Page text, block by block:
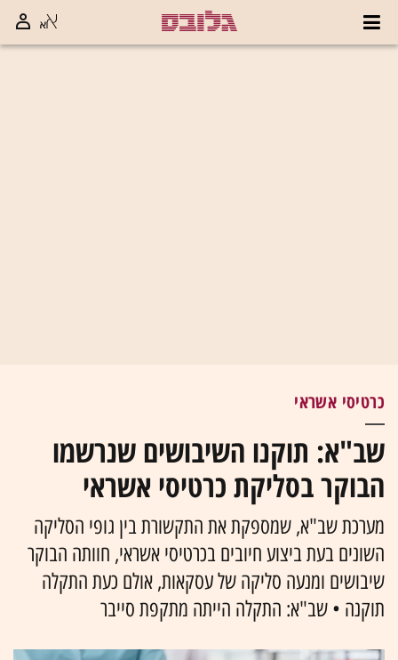
כרטיסי אשראי
שב"א: תוקנו השיבושים שנרשמו
הבוקר בסליקת כרטיסי אשראי
מערכת שב"א, שמספקת את התקשורת בין גופי הסליקה
השונים בעת ביצוע חיובים בכרטיסי אשראי, חוותה הבוקר
שיבושים ומנעה סליקה של עסקאות, אולם כעת התקלה
תוקנה • שב"א: התקלה הייתה מתקפת סייבר